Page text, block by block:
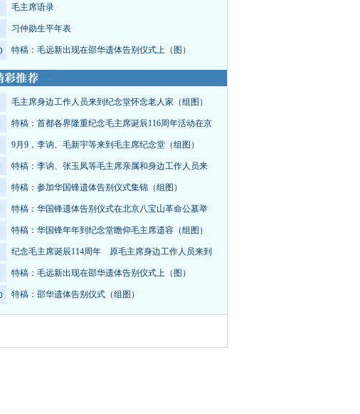
毛主席语录
习仲勋生平年表
特稿：毛远新出现在邵华遗体告别仪式上（图）
毛主席身边工作人员来到纪念堂怀念老人家（组图）
特稿：首都各界隆重纪念毛主席诞辰116周年活动在京
9月9，李讷、毛新宇等来到毛主席纪念堂（组图）
特稿：李讷、张玉凤等毛主席亲属和身边工作人员来
特稿：参加华国锋遗体告别仪式集锦（组图）
特稿：华国锋遗体告别仪式在北京八宝山革命公墓举
特稿：华国锋年年到纪念堂瞻仰毛主席遗容（组图）
纪念毛主席诞辰114周年 原毛主席身边工作人员来到
特稿：毛远新出现在邵华遗体告别仪式上（图）
特稿：邵华遗体告别仪式（组图）